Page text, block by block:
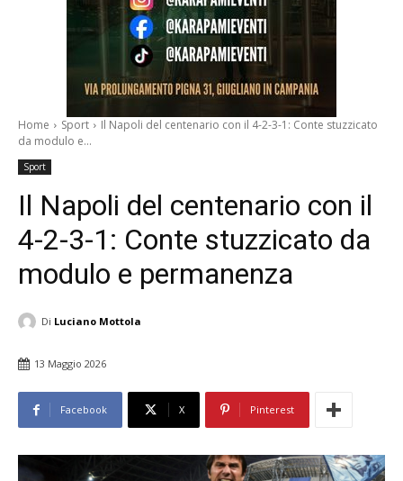
Home Sport
Il Napoli del centenario con il 4-2-3-1: Conte stuzzicato
da modulo e...
Sport
Il Napoli del centenario con il
4-2-3-1: Conte stuzzicato da
modulo e permanenza
Di Luciano Mottola
13 Maggio 2026
Facebook X Pinterest